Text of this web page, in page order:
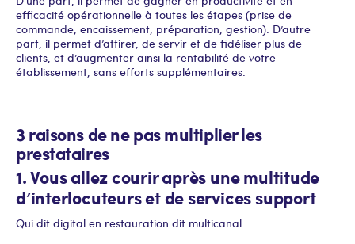
efficacité opérationnelle à toutes les étapes (prise de
commande, encaissement, préparation, gestion). D’autre
part, il permet d’attirer, de servir et de fidéliser plus de
clients, et d’augmenter ainsi la rentabilité de votre
établissement, sans efforts supplémentaires.
3 raisons de ne pas multiplier les
prestataires
1. Vous allez courir après une multitude
d’interlocuteurs et de services support
Qui dit digital en restauration dit multicanal.